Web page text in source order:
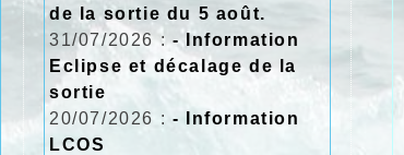
de la sortie du 5 août.
31/07/2026 :- Information
Eclipse et décalage de la
sortie
20/07/2026 : - Information
LCOS